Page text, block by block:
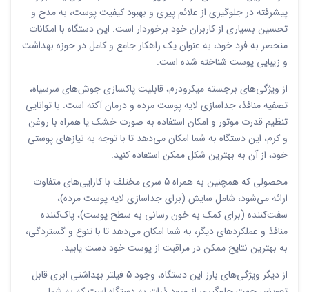
پیشرفته در جلوگیری از علائم پیری و بهبود کیفیت پوست، به مدح و
تحسین بسیاری از کاربران خود برخوردار است. این دستگاه با امکانات
منحصر به فرد خود، به عنوان یک راهکار جامع و کامل در حوزه بهداشت
و زیبایی پوست شناخته شده است.
از ویژگی‌های برجسته میکرودرم، قابلیت پاکسازی جوش‌های سرسیاه،
تصفیه منافذ، جداسازی لایه پوست مرده و درمان آکنه است. با توانایی
تنظیم قدرت موتور و امکان استفاده به صورت خشک یا همراه با روغن
و کرم، این دستگاه به شما امکان می‌دهد تا با توجه به نیازهای پوستی
خود، از آن به بهترین شکل ممکن استفاده کنید.
محصولی که همچنین به همراه 5 سری مختلف با کارایی‌های متفاوت
ارائه می‌شود، شامل سایش (برای جداسازی لایه پوست مرده)،
سفت‌کننده (برای کمک به خون رسانی به سطح پوست)، پاک‌کننده
منافذ و عملکردهای دیگر، به شما امکان می‌دهد تا با تنوع و گستردگی،
به بهترین نتایج ممکن در مراقبت از پوست خود دست یابید.
از دیگر ویژگی‌های بارز این دستگاه، وجود 5 فیلتر بهداشتی ابری قابل